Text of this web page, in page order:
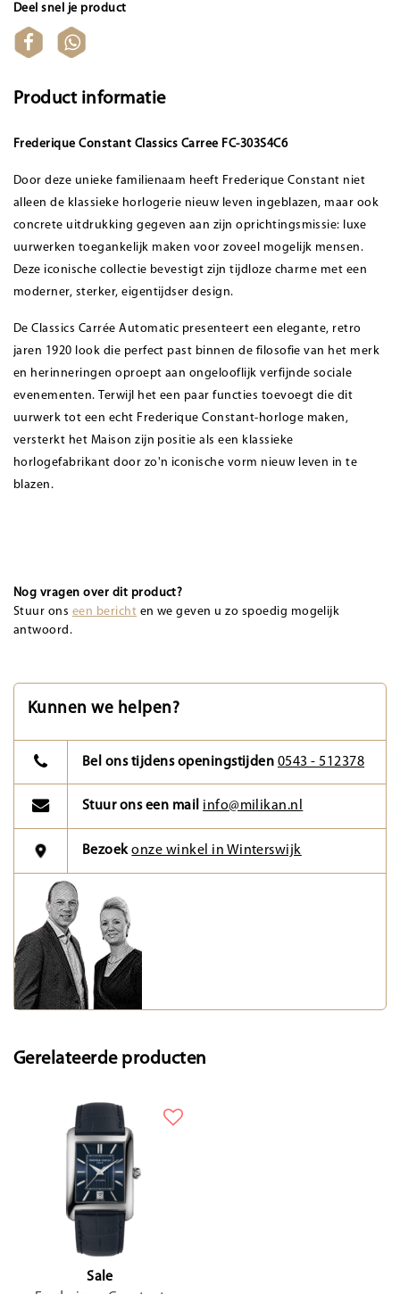
Deel snel je product
Product informatie
Frederique Constant Classics Carree FC-303S4C6
Door deze unieke familienaam heeft Frederique Constant niet
alleen de klassieke horlogerie nieuw leven ingeblazen, maar ook
concrete uitdrukking gegeven aan zijn oprichtingsmissie: luxe
uurwerken toegankelijk maken voor zoveel mogelijk mensen.
Deze iconische collectie bevestigt zijn tijdloze charme met een
moderner, sterker, eigentijdser design.
De Classics Carrée Automatic presenteert een elegante, retro
jaren 1920 look die perfect past binnen de filosofie van het merk
en herinneringen oproept aan ongelooflijk verfijnde sociale
evenementen. Terwijl het een paar functies toevoegt die dit
uurwerk tot een echt Frederique Constant-horloge maken,
versterkt het Maison zijn positie als een klassieke
horlogefabrikant door zo'n iconische vorm nieuw leven in te
blazen.
Nog vragen over dit product?
Stuur ons een bericht en we geven u zo spoedig mogelijk
antwoord.
Kunnen we helpen?
Bel ons tijdens openingstijden 0543 - 512378
Stuur ons een mail info@milikan.nl
Bezoekonze winkel in Winterswijk
Gerelateerde producten
Sale